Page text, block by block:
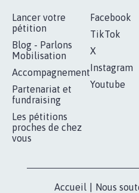
Lancer votre
pétition
Blog - Parlons
Mobilisation
Accompagnement
Partenariat et
fundraising
Les pétitions
proches de chez
vous
Facebook
TikTok
X
Instagram
Youtube
Accueil Nous